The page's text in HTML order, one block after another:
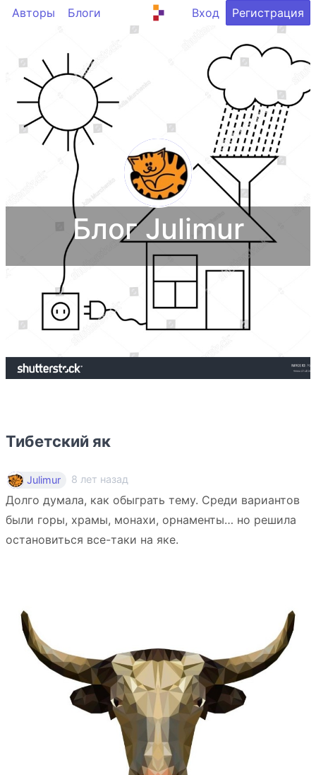
Авторы Блоги Вход Регистрация
Блог Julimur
Тибетский як
Julimur 8 лет назад
Долго думала, как обыграть тему. Среди вариантов
были горы, храмы, монахи, орнаменты… но решила
остановиться все-таки на яке.